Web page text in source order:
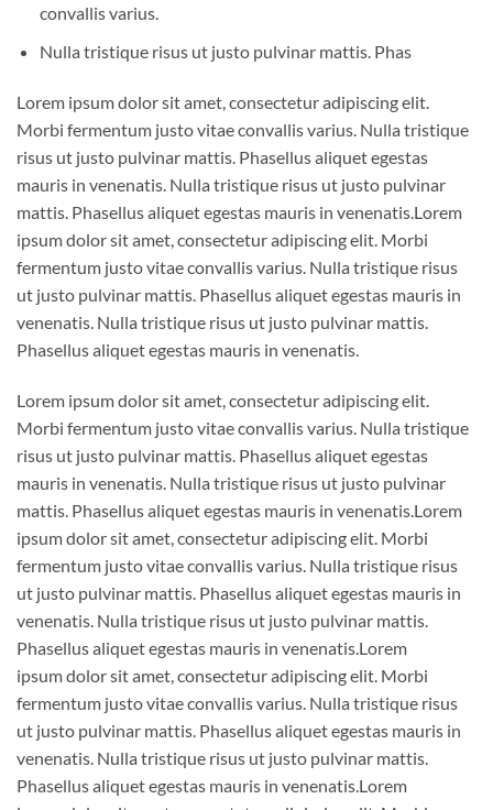
convallis varius.
Nulla tristique risus ut justo pulvinar mattis. Phas
Lorem ipsum dolor sit amet, consectetur adipiscing elit.
Morbi fermentum justo vitae convallis varius. Nulla tristique
risus ut justo pulvinar mattis. Phasellus aliquet egestas
mauris in venenatis. Nulla tristique risus ut justo pulvinar
mattis. Phasellus aliquet egestas mauris in venenatis.Lorem
ipsum dolor sit amet, consectetur adipiscing elit. Morbi
fermentum justo vitae convallis varius. Nulla tristique risus
ut justo pulvinar mattis. Phasellus aliquet egestas mauris in
venenatis. Nulla tristique risus ut justo pulvinar mattis.
Phasellus aliquet egestas mauris in venenatis.
Lorem ipsum dolor sit amet, consectetur adipiscing elit.
Morbi fermentum justo vitae convallis varius. Nulla tristique
risus ut justo pulvinar mattis. Phasellus aliquet egestas
mauris in venenatis. Nulla tristique risus ut justo pulvinar
mattis. Phasellus aliquet egestas mauris in venenatis.Lorem
ipsum dolor sit amet, consectetur adipiscing elit. Morbi
fermentum justo vitae convallis varius. Nulla tristique risus
ut justo pulvinar mattis. Phasellus aliquet egestas mauris in
venenatis. Nulla tristique risus ut justo pulvinar mattis.
Phasellus aliquet egestas mauris in venenatis.Lorem
ipsum dolor sit amet, consectetur adipiscing elit. Morbi
fermentum justo vitae convallis varius. Nulla tristique risus
ut justo pulvinar mattis. Phasellus aliquet egestas mauris in
venenatis. Nulla tristique risus ut justo pulvinar mattis.
Phasellus aliquet egestas mauris in venenatis.Lorem